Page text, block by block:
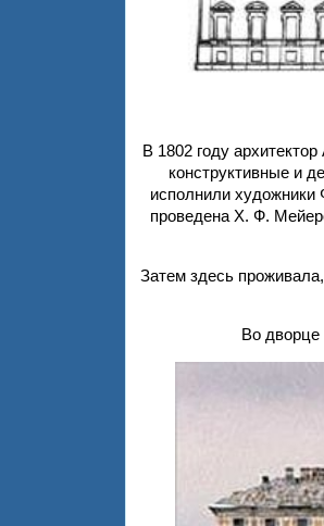
В 1802 году
конструктивные и
исполнили
проведена Х. Ф.
Затем здесь
Во дворце